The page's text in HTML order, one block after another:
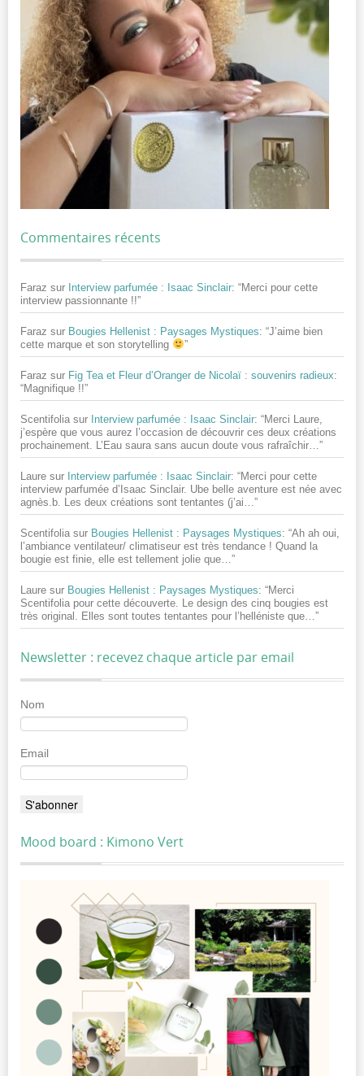
Commentaires récents
Faraz sur Interview parfumée : Isaac Sinclair: “Merci pour cette
interview passionnante !!”
Faraz sur Bougies Hellenist : Paysages Mystiques: “J’aime bien
cette marque et son storytelling
”
Faraz sur Fig Tea et Fleur d’Oranger de Nicolaï : souvenirs radieux:
“Magnifique !!”
Scentifolia sur Interview parfumée : Isaac Sinclair: “Merci Laure,
j’espère que vous aurez l’occasion de découvrir ces deux créations
prochainement. L’Eau saura sans aucun doute vous rafraîchir… ”
Laure sur Interview parfumée : Isaac Sinclair: “Merci pour cette
interview parfumée d’Isaac Sinclair. Ube belle aventure est née avec
agnès.b. Les deux créations sont tentantes (j’ai…”
Scentifolia sur Bougies Hellenist : Paysages Mystiques: “Ah ah oui,
l’ambiance ventilateur/ climatiseur est très tendance ! Quand la
bougie est finie, elle est tellement jolie que…”
Laure sur Bougies Hellenist : Paysages Mystiques: “Merci
Scentifolia pour cette découverte. Le design des cinq bougies est
très original. Elles sont toutes tentantes pour l’helléniste que…”
Newsletter : recevez chaque article par email
Nom
Email
Mood board : Kimono Vert